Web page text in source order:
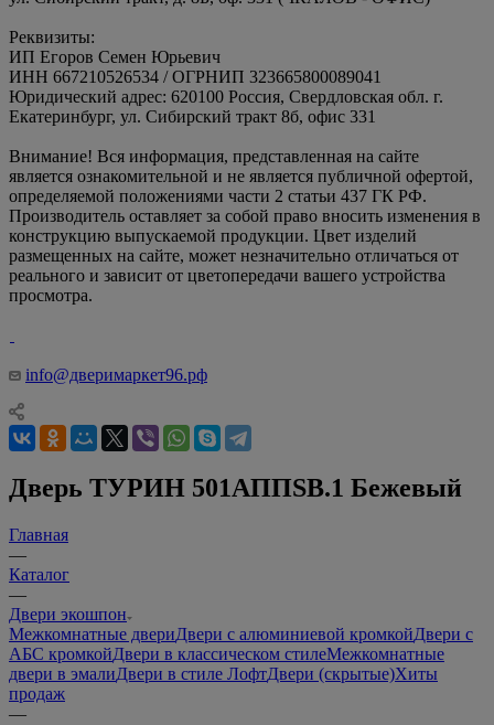
Реквизиты:
ИП Егоров Семен Юрьевич
ИНН 667210526534 / ОГРНИП 323665800089041
Юридический адрес: 620100 Россия, Свердловская обл. г.
Екатеринбург, ул. Сибирский тракт 8б, офис 331
Внимание! Вся информация, представленная на сайте
является ознакомительной и не является публичной офертой,
определяемой положениями части 2 статьи 437 ГК РФ.
Производитель оставляет за собой право вносить изменения в
конструкцию выпускаемой продукции. Цвет изделий
размещенных на сайте, может незначительно отличаться от
реального и зависит от цветопередачи вашего устройства
просмотра.
info@дверимаркет96.рф
Дверь ТУРИН 501AППSB.1 Бежевый
Главная
—
Каталог
—
Двери экошпон
Межкомнатные двериДвери с алюминиевой кромкойДвери с
АБС кромкойДвери в классическом стилеМежкомнатные
двери в эмалиДвери в стиле ЛофтДвери (скрытые)Хиты
продаж
—